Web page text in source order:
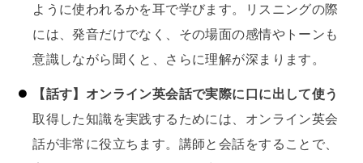
ように使われるかを耳で学びます。リスニングの際
には、発音だけでなく、その場面の感情やトーンも
意識しながら聞くと、さらに理解が深まります。
【話す】オンライン英会話で実際に口に出して使う
取得した知識を実践するためには、オンライン英会
話が非常に役立ちます。講師と会話をすることで、